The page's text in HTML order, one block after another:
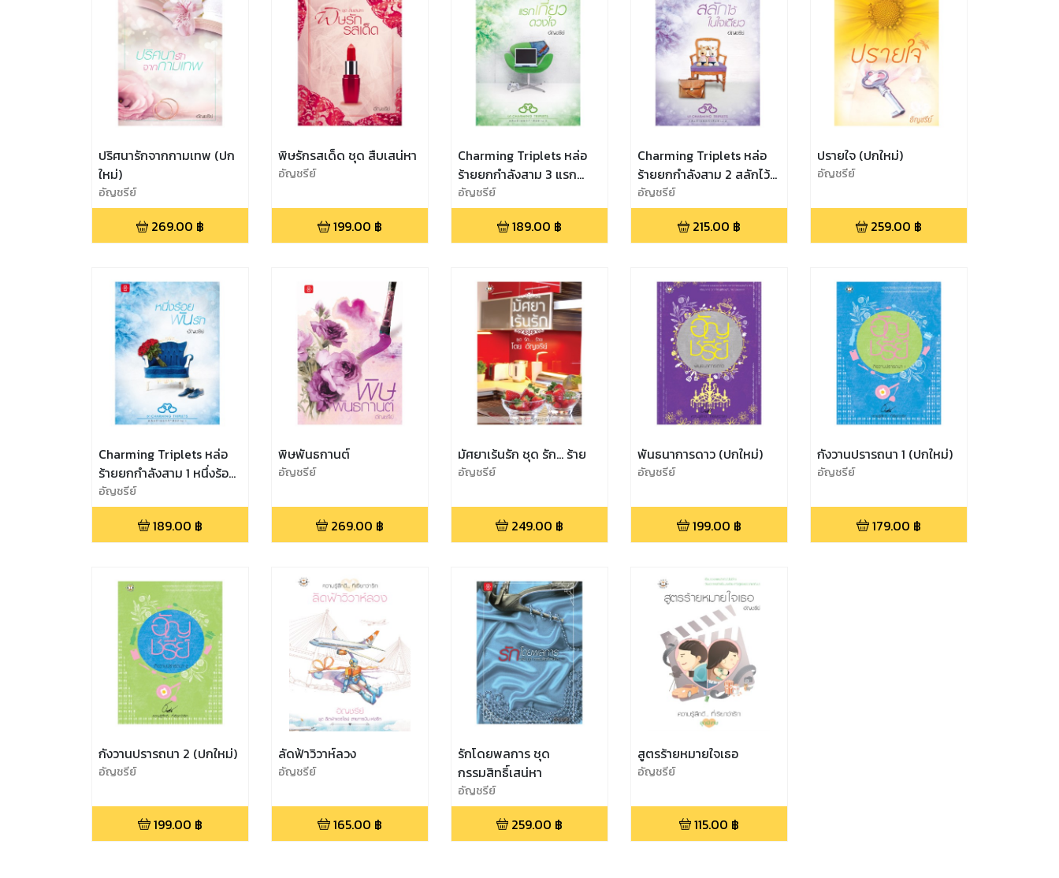
ปริศนารักจากกามเทพ (ปก
ใหม่)
อัญชรีย์
269.00 ฿
พิษรักรสเด็ด ชุด สืบเสน่หา
อัญชรีย์
199.00 ฿
Charming Triplets หล่อ
ร้ายยกกำลังสาม 3 แรก
เกี่ยวดวงใจ
อัญชรีย์
189.00 ฿
Charming Triplets หล่อ
ร้ายยกกำลังสาม 2 สลักไว้
ในใจเดียว
อัญชรีย์
215.00 ฿
ปรายใจ (ปกใหม่)
อัญชรีย์
259.00 ฿
Charming Triplets หล่อ
ร้ายยกกำลังสาม 1 หนึ่งร้อย
พันรัก
อัญชรีย์
189.00 ฿
พิษพันธกานต์
อัญชรีย์
269.00 ฿
มัศยาเร้นรัก ชุด รัก... ร้าย
อัญชรีย์
249.00 ฿
พันธนาการดาว (ปกใหม่)
อัญชรีย์
199.00 ฿
กังวานปรารถนา 1 (ปกใหม่)
อัญชรีย์
179.00 ฿
กังวานปรารถนา 2 (ปกใหม่)
อัญชรีย์
199.00 ฿
ลัดฟ้าวิวาห์ลวง
อัญชรีย์
165.00 ฿
รักโดยพลการ ชุด
กรรมสิทธิ์เสน่หา
อัญชรีย์
259.00 ฿
สูตรร้ายหมายใจเธอ
อัญชรีย์
115.00 ฿